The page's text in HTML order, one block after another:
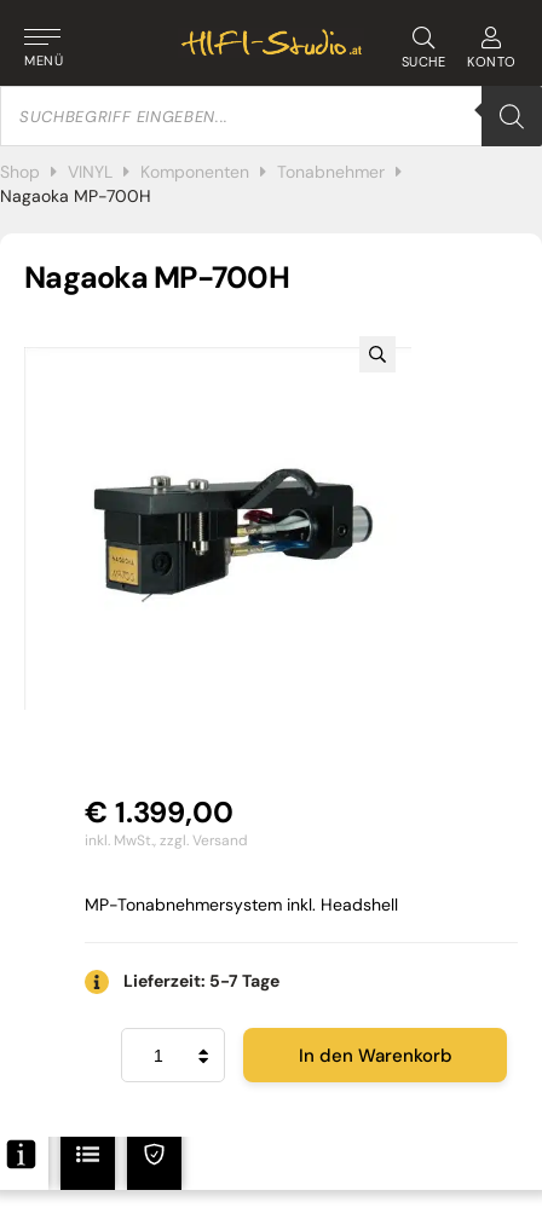
MENÜ SUCHE KONTO
Products
search
Shop VINYL Komponenten
Tonabnehmer
Nagaoka MP-700H
Nagaoka MP-700H
€ 1.399,00
inkl. MwSt.,zzgl. Versand
MP-Tonabnehmersystem inkl. Headshell
Lieferzeit: 5-7 Tage
Nagaoka
700H
In den Warenkorb